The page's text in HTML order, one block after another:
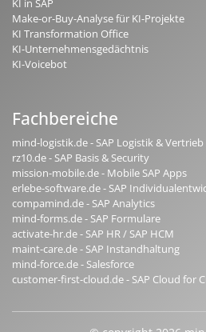
Make-or-Buy-Analyse für KI-Projekte
KI Transformation Office
KI-Unternehmensgedächtnis
KI-Voicebot
Fachbereiche
mind-logistik.de - SAP Logistik & Vertrieb
rz10.de - SAP Basis & Security
mission-mobile.de - Mobile SAP Apps
erlebe-software.de - SAP
compamind.de - SAP Analytics
mind-forms.de - SAP Formulare
activate-hr.de - SAP HR / SAP HCM
maint-care.de - SAP Instandhaltung
mind-force.de - Salesforce
customer-first-cloud.de - SAP Cloud for